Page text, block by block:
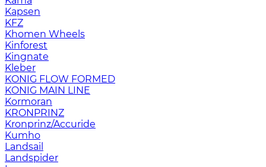
Kapsen
KFZ
Khomen Wheels
Kinforest
Kingnate
Kleber
KONIG FLOW FORMED
KONIG MAIN LINE
Kormoran
KRONPRINZ
Kronprinz/Accuride
Kumho
Landsail
Landspider